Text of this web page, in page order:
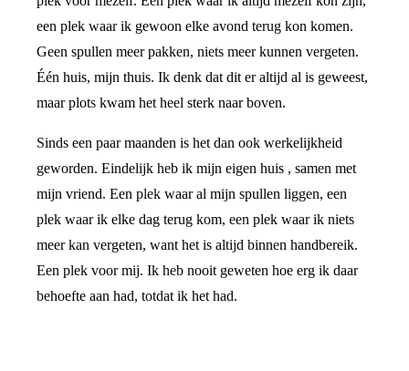
een plek waar ik gewoon elke avond terug kon komen.
Geen spullen meer pakken, niets meer kunnen vergeten.
Één huis, mijn thuis. Ik denk dat dit er altijd al is geweest,
maar plots kwam het heel sterk naar boven.
Sinds een paar maanden is het dan ook werkelijkheid
geworden. Eindelijk heb ik mijn eigen huis , samen met
mijn vriend. Een plek waar al mijn spullen liggen, een
plek waar ik elke dag terug kom, een plek waar ik niets
meer kan vergeten, want het is altijd binnen handbereik.
Een plek voor mij. Ik heb nooit geweten hoe erg ik daar
behoefte aan had, totdat ik het had.